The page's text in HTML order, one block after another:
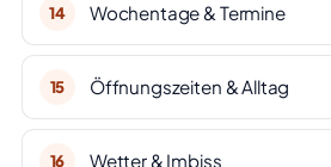
14 Wochentage & Termine
15 Öffnungszeiten & Alltag
16 Wetter & Imbiss